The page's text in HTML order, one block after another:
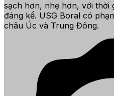
sạch hơn, nhẹ hơn, với thời
đáng kể. USG Boral có
châu Úc và Trung Đông.